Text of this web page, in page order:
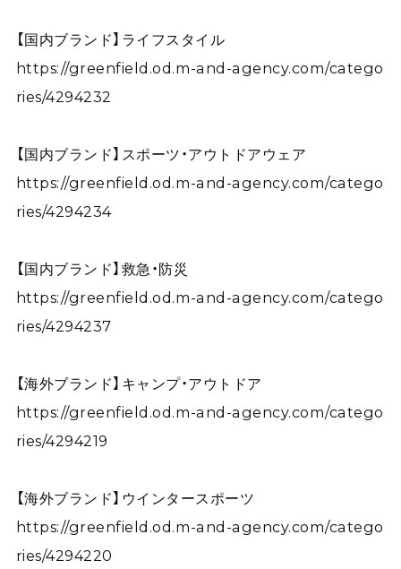
【国内ブランド】ライフスタイル
https://greenfield.od.m-and-agency.com/catego
ries/4294232
【国内ブランド】スポーツ・アウトドアウェア
https://greenfield.od.m-and-agency.com/catego
ries/4294234
【国内ブランド】救急・防災
https://greenfield.od.m-and-agency.com/catego
ries/4294237
【海外ブランド】キャンプ・アウトドア
https://greenfield.od.m-and-agency.com/catego
ries/4294219
【海外ブランド】ウインタースポーツ
https://greenfield.od.m-and-agency.com/catego
ries/4294220